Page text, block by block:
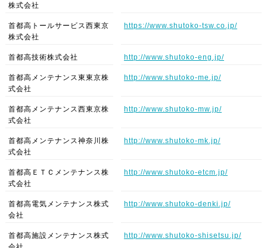
株式会社
首都高トールサービス西東京
株式会社
https://www.shutoko-tsw.co.jp/
首都高技術株式会社 http://www.shutoko-eng.jp/
首都高メンテナンス東東京株
式会社
http://www.shutoko-me.jp/
首都高メンテナンス西東京株
式会社
http://www.shutoko-mw.jp/
首都高メンテナンス神奈川株
式会社
http://www.shutoko-mk.jp/
首都高ＥＴＣメンテナンス株
式会社
http://www.shutoko-etcm.jp/
首都高電気メンテナンス株式
会社
http://www.shutoko-denki.jp/
首都高施設メンテナンス株式
http://www.shutoko-shisetsu.jp/